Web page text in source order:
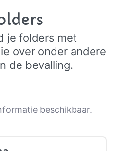
je folders met
over onder andere
de bevalling.
beschikbaar.